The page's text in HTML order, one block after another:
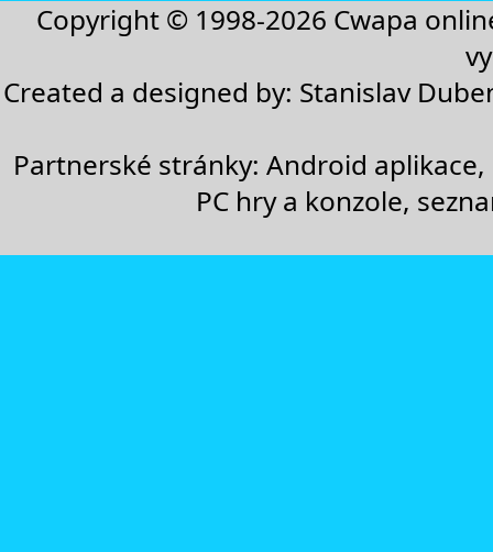
Copyright © 1998-2026 Cwapa
Created a designed by: Stanislav
Partnerské stránky:Android aplikace,
PC hry a konzole,